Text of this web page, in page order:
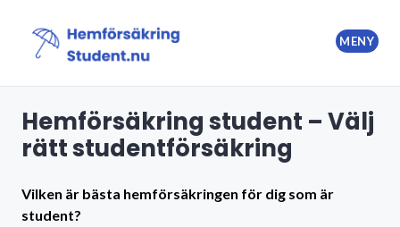
innehåll
Hemförsäkring Student
MENY
Hemförsäkring student – Välj
rätt studentförsäkring
Vilken är bästa hemförsäkringen för dig som är
student?